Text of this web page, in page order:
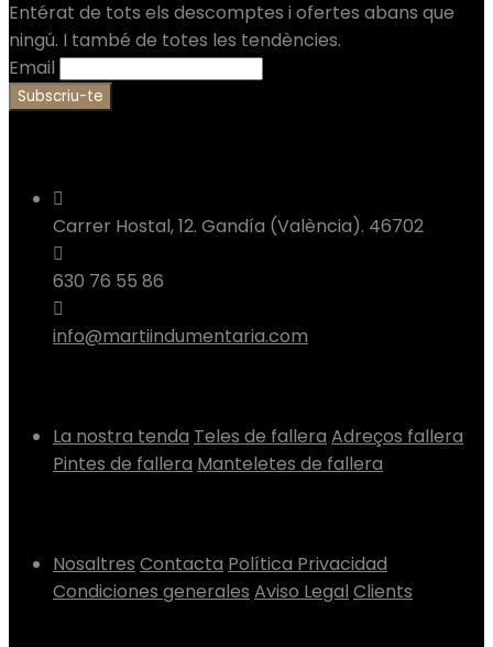
Entérat de tots els descomptes i ofertes abans que
ningú. I també de totes les tendències.
Email
Carrer Hostal, 12. Gandía (València). 46702
630 76 55 86
info@martiindumentaria.com
La nostra tenda Teles de fallera Adreços fallera
Pintes de fallera Manteletes de fallera
Nosaltres Contacta Política Privacidad
Condiciones generales Aviso Legal Clients